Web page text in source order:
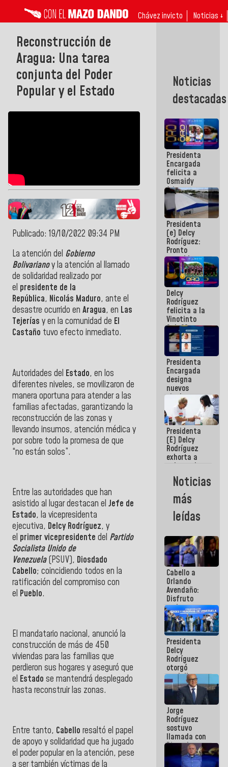
Chávez invicto Noticias ↓
Reconstrucción de
Aragua: Una tarea
conjunta del Poder
Popular y el Estado
Publicado: 19/10/2022 09:34 PM
La atención del Gobierno
Bolivarianoy la atención al llamado
de solidaridad realizado por
el presidente de la
República, Nicolás Maduro, ante el
desastre ocurrido en Aragua, en Las
Tejerías y en la comunidad de El
Castaño tuvo efecto inmediato.
Autoridades del Estado, en los
diferentes niveles, se movilizaron de
manera oportuna para atender a las
familias afectadas, garantizando la
reconstrucción de las zonas y
llevando insumos, atención médica y
por sobre todo la promesa de que
“no están solos”.
Entre las autoridades que han
asistido al lugar destacan el Jefe de
Estado, la vicepresidenta
ejecutiva, Delcy Rodríguez, y
el primer vicepresidente del Partido
Socialista Unido de
Venezuela(PSUV), Diosdado
Cabello; coincidiendo todos en la
ratificación del compromiso con
el Pueblo.
El mandatario nacional, anunció la
construcción de más de 450
viviendas para las familias que
perdieron sus hogares y aseguró que
el Estado se mantendrá desplegado
hasta reconstruir las zonas.
Entre tanto, Cabello resaltó el papel
de apoyo y solidaridad que ha jugado
el poder popular en la atención, pese
a ser también víctimas de la
Noticias
destacadas
Presidenta
Encargada
felicita a
Osmaidy
Arias y
Giraly
Marcano por
hacer
historia en
los
Centroamericanos
Presidenta
(e) Delcy
Rodríguez:
Pronto
restableceremos
las
operaciones
en el
Aeropuerto
Internacional
de
Maiquetía
Delcy
Rodríguez
felicita a la
Vinotinto
Sub 20
campeona
frente
México Sub
23 en los
Centroamericanos
Presidenta
Encargada
designa
nuevos
titulares en
Viceministerio
de Energía
Eléctrica y
CORPOELEC
Presidenta
(E) Delcy
Rodríguez
exhorta a
gobernadores
y alcaldes a
edificar
casas para
abuelos
Noticias
más
leídas
Cabello a
Orlando
Avendaño:
Disfruto
cada vez
que escribes
porque lo
que haces
es
embarrarla
Presidenta
Delcy
Rodríguez
otorgó
medalla
"Héroe de
Venezuela"
a servidores
públicos
Jorge
Rodríguez
sostuvo
llamada con
Dinorah
Figuera y
acuerdan